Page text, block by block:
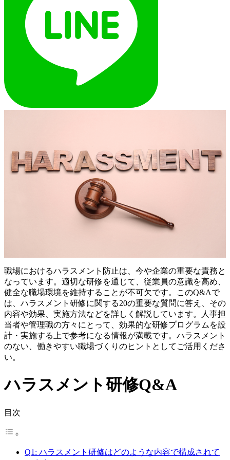
職場におけるハラスメント防止は、今や企業の重要な責務と
なっています。適切な研修を通じて、従業員の意識を高め、
健全な職場環境を維持することが不可欠です。このQ&Aで
は、ハラスメント研修に関する20の重要な質問に答え、その
内容や効果、実施方法などを詳しく解説しています。人事担
当者や管理職の方々にとって、効果的な研修プログラムを設
計・実施する上で参考になる情報が満載です。ハラスメント
のない、働きやすい職場づくりのヒントとしてご活用くださ
い。
ハラスメント研修Q&A
目次
Q1: ハラスメント研修はどのような内容で構成されて